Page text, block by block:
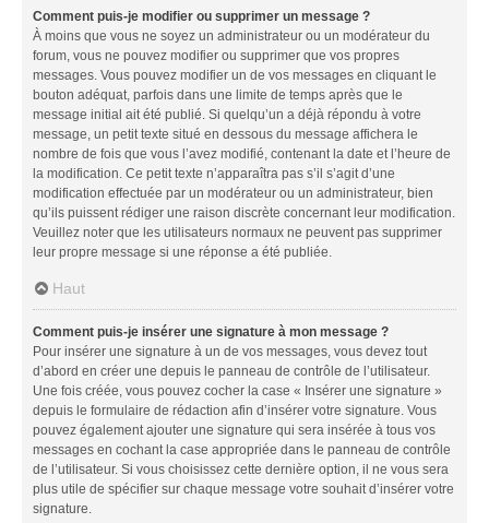
Comment puis-je modifier ou supprimer un message ?
À moins que vous ne soyez un administrateur ou un modérateur du
forum, vous ne pouvez modifier ou supprimer que vos propres
messages. Vous pouvez modifier un de vos messages en cliquant le
bouton adéquat, parfois dans une limite de temps après que le
message initial ait été publié. Si quelqu’un a déjà répondu à votre
message, un petit texte situé en dessous du message affichera le
nombre de fois que vous l’avez modifié, contenant la date et l’heure de
la modification. Ce petit texte n’apparaîtra pas s’il s’agit d’une
modification effectuée par un modérateur ou un administrateur, bien
qu’ils puissent rédiger une raison discrète concernant leur modification.
Veuillez noter que les utilisateurs normaux ne peuvent pas supprimer
leur propre message si une réponse a été publiée.
Haut
Comment puis-je insérer une signature à mon message ?
Pour insérer une signature à un de vos messages, vous devez tout
d’abord en créer une depuis le panneau de contrôle de l’utilisateur.
Une fois créée, vous pouvez cocher la case « Insérer une signature »
depuis le formulaire de rédaction afin d’insérer votre signature. Vous
pouvez également ajouter une signature qui sera insérée à tous vos
messages en cochant la case appropriée dans le panneau de contrôle
de l’utilisateur. Si vous choisissez cette dernière option, il ne vous sera
plus utile de spécifier sur chaque message votre souhait d’insérer votre
signature.